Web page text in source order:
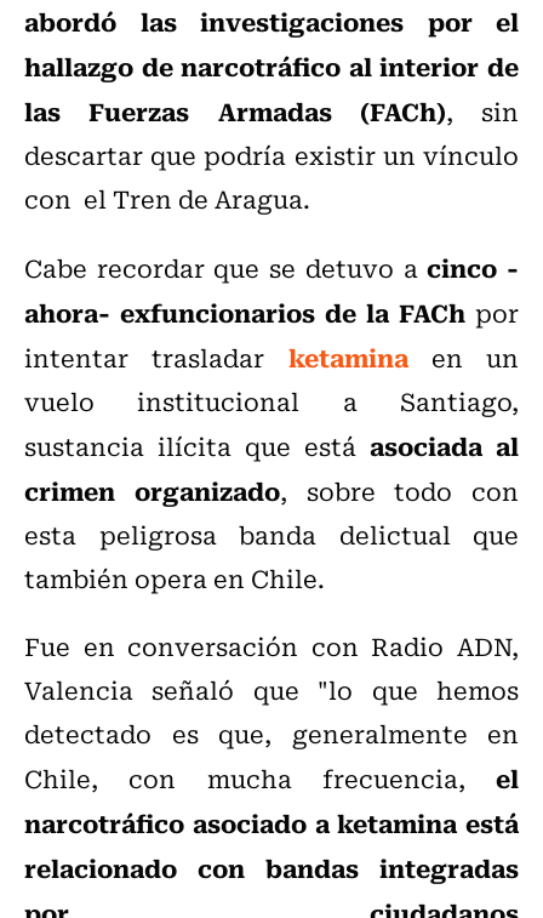
abordó las investigaciones por el
hallazgo de narcotráfico al interior de
las Fuerzas Armadas (FACh), sin
descartar que podría existir un vínculo
con el Tren de Aragua.
Cabe recordar que se detuvo acinco -
ahora- exfuncionarios de la FACh por
intentar trasladar ketaminaen un
vuelo institucional a Santiago,
sustancia ilícita que está asociada al
crimen organizado, sobre todo con
esta peligrosa banda delictual que
también opera en Chile.
Fue en conversación con Radio ADN,
Valencia señaló que "lo que hemos
detectado es que, generalmente en
Chile, con mucha frecuencia,
el
narcotráfico asociado a ketamina está
relacionado con bandas integradas